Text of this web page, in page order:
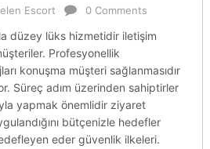
Escort 0 Comments
düzey lüks hizmetidir iletişim
Profesyonellik
konuşma müşteri sağlanmasıdır
Süreç adım üzerinden sahiptirler
yapmak önemlidir ziyaret
bütçenizle hedefler
eder güvenlik ilkeleri.